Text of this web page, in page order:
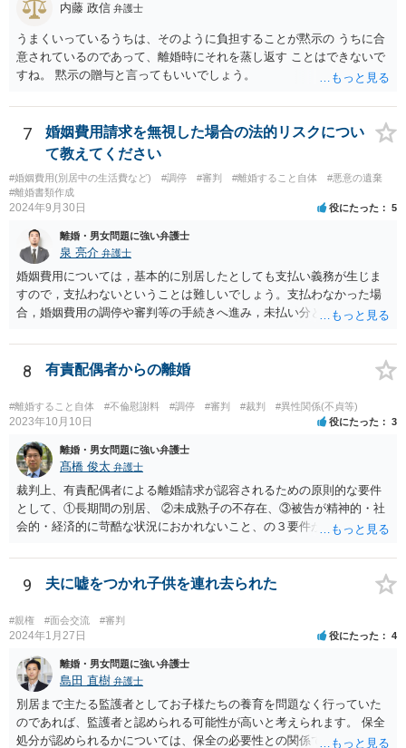
内藤 政信 弁護士
うまくいっているうちは、そのように負担することが黙示の うちに合
意されているのであって、離婚時にそれを蒸し返す ことはできないで
すね。 黙示の贈与と言ってもいいでしょう。
7
婚姻費用請求を無視した場合の法的リスクについ
て教えてください
#婚姻費用(別居中の生活費など) #調停 #審判 #離婚すること自体
#悪意の遺棄
#離婚書類作成
2024年9月30日 役にたった 5
離婚・男女問題に強い弁護士
泉 亮介 弁護士
婚姻費用については，基本的に別居したとしても支払い義務が生じま
すので，支払わないということは難しいでしょう。支払わなかった場
合，婚姻費用の調停や審判等の手続きへ進み，未払い分として差押を
8 有責配偶者からの離婚
#離婚すること自体 #不倫慰謝料 #調停 #審判 #裁判 #異性関係(不貞等)
2023年10月10日 役にたった 3
離婚・男女問題に強い弁護士
髙橋 俊太 弁護士
裁判上、有責配偶者による離婚請求が認容されるための原則的な要件
として、①長期間の別居、 ②未成熟子の不存在、③被告が精神的・社
会的・経済的に苛酷な状況におかれないこと、の３要件が必要である
監護しており（②）、仮に離婚を認容すれば、専業主婦の貴方が経済
的に過酷な状況におかれる可能性がありますので（③）、現時点で
は、夫側の離婚請求は裁判では認められにくい状況であると考えられ
ます。 一方で、期間が経過して子が成人した場合（②）、別居期間は
すでに１０年超となり、婚姻期間の３分の１程度とはいえ相当程度の
長期別居となるので（①）、③の点がクリアされれば、夫側の離婚請
求が認容される余地はあります（専門的には、③は被告側から反論し
なければならないことです）。別居期間何年であれば要件①が常に充
たされるといった定式はなく、事案に応じて総合的に判断されるとこ
ろです。
9 夫に嘘をつかれ子供を連れ去られた
#親権 #面会交流 #審判
2024年1月27日 役にたった 4
離婚・男女問題に強い弁護士
島田 直樹 弁護士
別居まで主たる監護者としてお子様たちの養育を問題なく行っていた
のであれば、監護者と認められる可能性が高いと考えられます。 保全
処分が認められるかについては、保全の必要性との関係でなんともい